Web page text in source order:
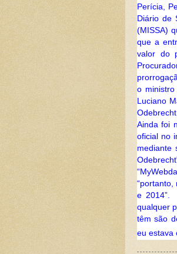
Perícia,
Diário de
(MISSA)
que a
valor do
o ministro
Luciano
Ainda foi
oficial no
mediante
e 2014”.
qualquer
têm são
eu estava